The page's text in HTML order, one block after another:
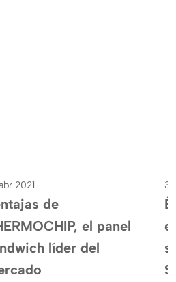
THERMOCHIP
2021
de
el panel
lí­der del
3